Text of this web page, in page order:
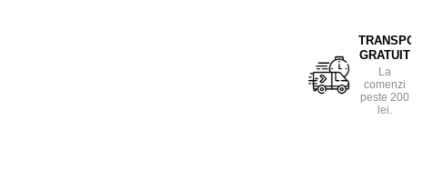
TRANSPORT
GRATUIT
La
comenzi
peste 200
lei.